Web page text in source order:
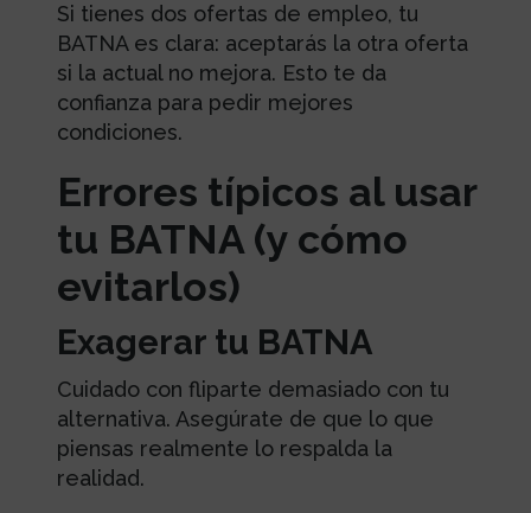
Si tienes dos ofertas de empleo, tu
BATNA es clara: aceptarás la otra oferta
si la actual no mejora. Esto te da
confianza para pedir mejores
condiciones.
Errores típicos al usar
tu BATNA (y cómo
evitarlos)
Exagerar tu BATNA
Cuidado con fliparte demasiado con tu
alternativa. Asegúrate de que lo que
piensas realmente lo respalda la
realidad.